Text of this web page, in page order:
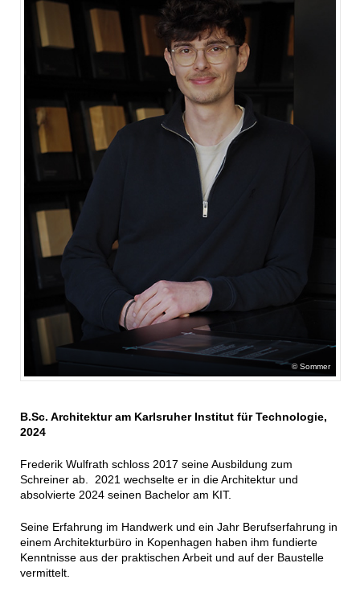
Sommer
B.Sc. Architektur am Karlsruher Institut für Technologie,
2024
Frederik Wulfrath schloss 2017 seine Ausbildung zum
Schreiner ab. 2021 wechselte er in die Architektur und
absolvierte 2024 seinen Bachelor am KIT.
Seine Erfahrung im Handwerk und ein Jahr Berufserfahrung in
einem Architekturbüro in Kopenhagen haben ihm fundierte
Kenntnisse aus der praktischen Arbeit und auf der Baustelle
vermittelt.